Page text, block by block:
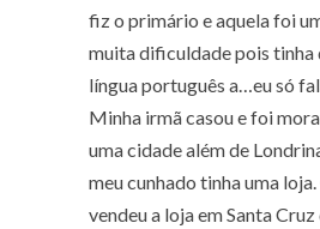
fiz o primário e aquela foi
muita dificuldade pois tinha
língua português a…eu só
Minha irmã casou e foi
uma cidade além de
meu cunhado tinha uma
vendeu a loja em Santa